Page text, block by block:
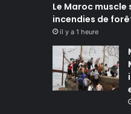
Le Maroc
incendies de
il y a 1 heure